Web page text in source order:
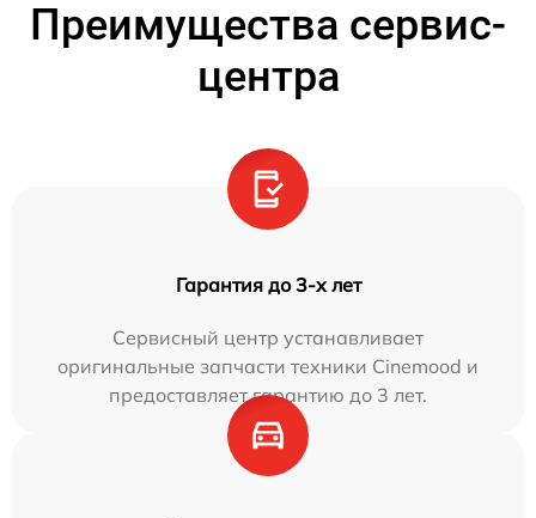
Преимущества сервис-
центра
Гарантия до 3-х лет
Сервисный центр устанавливает
оригинальные запчасти техники Cinemood и
предоставляет гарантию до 3 лет.